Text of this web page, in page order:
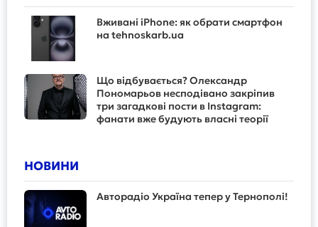
Вживані iPhone: як обрати смартфон
на tehnoskarb.ua
Що відбувається? Олександр
Пономарьов несподівано закріпив
три загадкові пости в Instagram:
фанати вже будують власні теорії
НОВИНИ
Авторадіо Україна тепер у Тернополі!